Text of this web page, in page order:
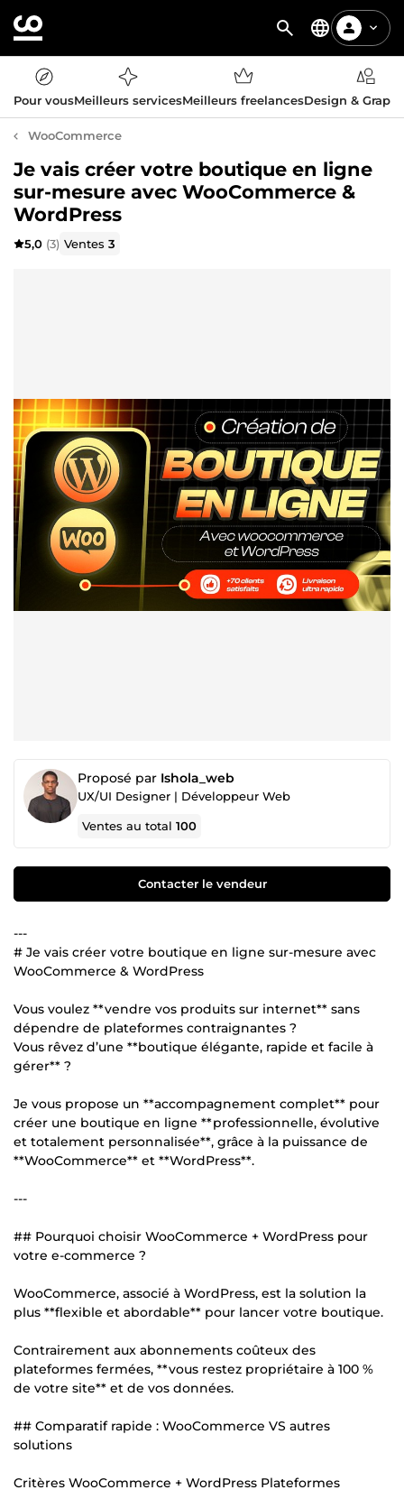
Pour vousMeilleurs servicesMeilleurs freelancesDesign &
WooCommerce
Je vais créer votre boutique en ligne
sur-mesure avec WooCommerce &
WordPress
5,0 (3) Ventes3
Proposé par Ishola_web
UX/UI Designer | Développeur Web
Ventes au total100
Contacter le vendeur
---
# Je vais créer votre boutique en ligne sur-mesure avec
WooCommerce & WordPress
Vous voulez **vendre vos produits sur internet** sans
dépendre de plateformes contraignantes ?
Vous rêvez d’une **boutique élégante, rapide et facile à
gérer** ?
Je vous propose un **accompagnement complet** pour
créer une boutique en ligne **professionnelle, évolutive
et totalement personnalisée**, grâce à la puissance de
**WooCommerce** et **WordPress**.
---
## Pourquoi choisir WooCommerce + WordPress pour
votre e-commerce ?
WooCommerce, associé à WordPress, est la solution la
plus **flexible et abordable** pour lancer votre boutique.
Contrairement aux abonnements coûteux des
plateformes fermées, **vous restez propriétaire à 100 %
de votre site** et de vos données.
## Comparatif rapide : WooCommerce VS autres
solutions
Critères WooCommerce + WordPress Plateformes